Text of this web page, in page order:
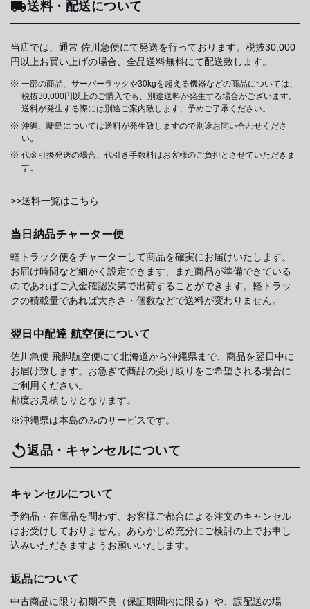
送料・配送について
当店では、通常 佐川急便にて発送を行っております。税抜30,000
円以上お買い上げの場合、全品送料無料にて配送致します。
一部の商品、サーバーラックや30kgを超える機器などの商品については、
税抜30,000円以上のご購入でも、別途送料が発生する場合がございます。
送料が発生する際には別途ご案内致します、予めご了承ください。
沖縄、離島については送料が発生致しますので別途お問い合わせくださ
い。
代金引換発送の場合、代引き手数料はお客様のご負担とさせていただきま
す。
>>送料一覧はこちら
当日納品チャーター便
軽トラック便をチャーターして商品を確実にお届けいたします。
お届け時間など細かく設定できます、また商品が準備できている
のであればご入金確認次第で出荷することができます。軽トラッ
クの積載量であれば大きさ・個数などで送料が変わりません。
翌日中配達 航空便について
佐川急便 飛脚航空便にて北海道から沖縄県まで、商品を翌日中に
お届け致します。お急ぎで商品の受け取りをご希望される場合に
ご利用ください。
都度お見積もりとなります。
※沖縄県は本島のみのサービスです。
返品・キャンセルについて
キャンセルについて
予約品・在庫品を問わず、お客様ご都合による注文のキャンセル
はお受けしておりません。あらかじめ充分にご検討の上でお申し
込みいただきますようお願いいたします。
返品について
中古商品に限り初期不良（保証期間内に限る）や、誤配送の場